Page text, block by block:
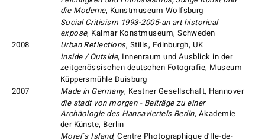
die Moderne, Kunstmuseum Wolfsburg
Social Critisism 1993-2005-an art historical
expose, Kalmar Konstmuseum, Schweden
2008
Urban Reflections, Stills, Edinburgh, UK
Inside / Outside, Innenraum und Ausblick in der
zeitgenössischen deutschen Fotografie, Museum
Küppersmühle Duisburg
2007
Made in Germany, Kestner Gesellschaft, Hannover
die stadt von morgen - Beiträge zu einer
Archäologie des Hansaviertels Berlin, Akademie
der Künste, Berlin
Morel´s Island, Centre Photographique d'Ile-de-